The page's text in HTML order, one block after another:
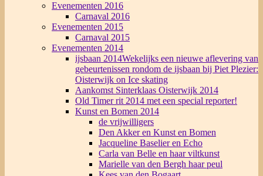
Evenementen 2016
Carnaval 2016
Evenementen 2015
Carnaval 2015
Evenementen 2014
ijsbaan 2014Wekelijks een nieuwe aflevering van
gebeurtenissen rondom de ijsbaan bij Piet Plezier:
Oisterwijk on Ice skating
Aankomst Sinterklaas Oisterwijk 2014
Old Timer rit 2014 met een special reporter!
Kunst en Bomen 2014
de vrijwilligers
Den Akker en Kunst en Bomen
Jacqueline Baselier en Echo
Carla van Belle en haar viltkunst
Marielle van den Bergh haar peul